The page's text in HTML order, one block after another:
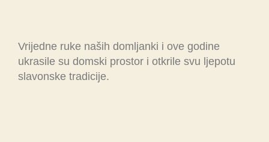
Vrijedne ruke naših domljanki i ove godine
ukrasile su domski prostor i otkrile svu ljepotu
slavonske tradicije.